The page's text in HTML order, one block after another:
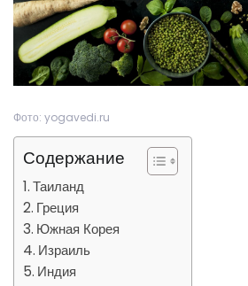
Фото: yogavedi.ru
Содержание
Таиланд
Греция
Южная Корея
Израиль
Индия